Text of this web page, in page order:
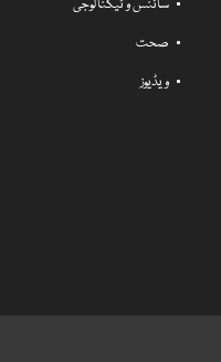
سائنس و ٹیکنالوجی
صحت
ویڈیوز